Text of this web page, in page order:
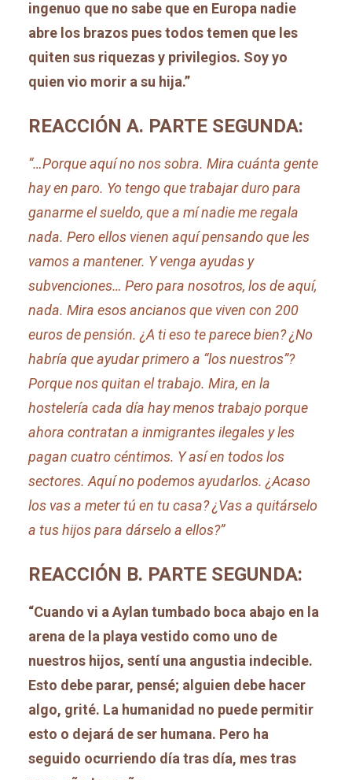
ingenuo que no sabe que en Europa nadie
abre los brazos pues todos temen que les
quiten sus riquezas y privilegios. Soy yo
quien vio morir a su hija.”
REACCIÓN A. PARTE SEGUNDA:
“…Porque aquí no nos sobra. Mira cuánta gente
hay en paro. Yo tengo que trabajar duro para
ganarme el sueldo, que a mí nadie me regala
nada. Pero ellos vienen aquí pensando que les
vamos a mantener. Y venga ayudas y
subvenciones… Pero para nosotros, los de aquí,
nada. Mira esos ancianos que viven con 200
euros de pensión. ¿A ti eso te parece bien? ¿No
habría que ayudar primero a “los nuestros”?
Porque nos quitan el trabajo. Mira, en la
hostelería cada día hay menos trabajo porque
ahora contratan a inmigrantes ilegales y les
pagan cuatro céntimos. Y así en todos los
sectores. Aquí no podemos ayudarlos. ¿Acaso
los vas a meter tú en tu casa? ¿Vas a quitárselo
a tus hijos para dárselo a ellos?”
REACCIÓN B. PARTE SEGUNDA:
“Cuando vi a Aylan tumbado boca abajo en la
arena de la playa vestido como uno de
nuestros hijos, sentí una angustia indecible.
Esto debe parar, pensé; alguien debe hacer
algo, grité. La humanidad no puede permitir
esto o dejará de ser humana. Pero ha
seguido ocurriendo día tras día, mes tras